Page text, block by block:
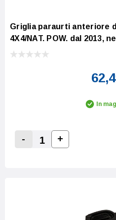
Griglia paraurti anteriore
4X4/NAT. POW. dal 2013,
In
Decrease Quantity:
-
Increase
+